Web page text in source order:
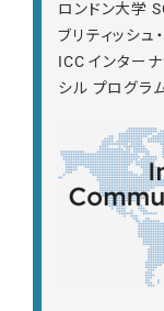
ロンドン大学
ブリティッシ
ICC インターナ
シル プログラ